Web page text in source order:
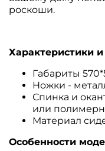
роскоши.
Характеристики
Габариты
Ножки -
Спинка и
или
Материал
Особенности